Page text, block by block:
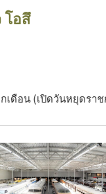
โอสึ
เดือน (เปิดวันหยุดราช